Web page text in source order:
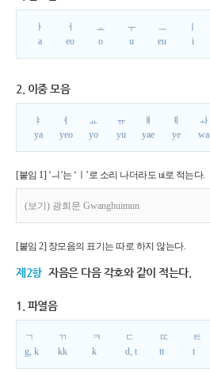
ㅏ
a
ㅓ
eo
ㅗ
o
ㅜ
u
ㅡ
eu
i
2. 이중 모음
ㅑ
ya
ㅕ
yeo
ㅛ
yo
ㅠ
yu
ㅒ
yae
ㅖ
ye
ㅘ
wa
[붙임 1] ‘ㅢ’는 ‘ㅣ’로 소리 나더라도 ui로 적는다.
(보기) 광희문 Gwanghuimun
[붙임 2] 장모음의 표기는 따로 하지 않는다.
제2항 자음은 다음 각호와 같이 적는다.
1. 파열음
ㄱ
g, k
ㄲ
kk
ㅋ
k
ㄷ
d, t
ㄸ
tt
ㅌ
t